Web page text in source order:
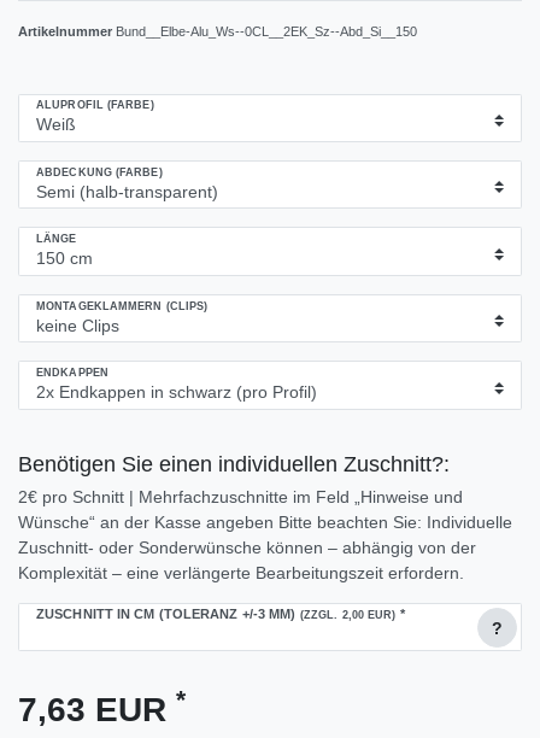
Artikelnummer Bund__Elbe-Alu_Ws--0CL__2EK_Sz--Abd_Si__150
ALUPROFIL (FARBE)
ABDECKUNG (FARBE)
LÄNGE
MONTAGEKLAMMERN (CLIPS)
ENDKAPPEN
Benötigen Sie einen individuellen Zuschnitt?:
2€ pro Schnitt | Mehrfachzuschnitte im Feld „Hinweise und
Wünsche“ an der Kasse angeben Bitte beachten Sie: Individuelle
Zuschnitt- oder Sonderwünsche können – abhängig von der
Komplexität – eine verlängerte Bearbeitungszeit erfordern.
ZUSCHNITT IN CM (TOLERANZ +/-3 MM) (ZZGL. 2,00 EUR) *
?
7,63 EUR *